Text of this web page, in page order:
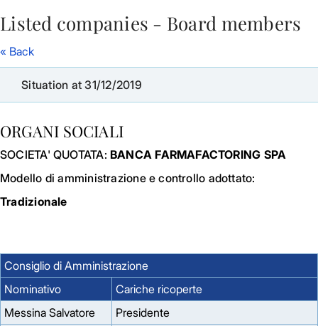
Skip to Main Content
Listed companies - Board members
« Back
Situation at 31/12/2019
ORGANI SOCIALI
SOCIETA' QUOTATA: BANCA FARMAFACTORING SPA
Modello di amministrazione e controllo adottato:
Tradizionale
Consiglio di Amministrazione
Nominativo
Cariche ricoperte
Messina Salvatore
Presidente